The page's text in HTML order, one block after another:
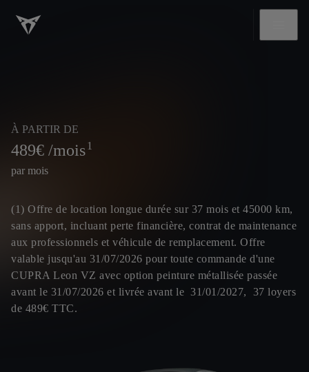
À PARTIR DE
489€ /mois1
par mois
(1) Offre de location longue durée sur 37 mois et 45000 km,
sans apport, incluant perte financière, contrat de maintenance
aux professionnels et véhicule de remplacement. Offre
valable jusqu'au 31/07/2026 pour toute commande d'une
CUPRA Leon VZ avec option peinture métallisée passée
avant le 31/07/2026 et livrée avant le 31/01/2027, 37 loyers
de 489€ TTC.